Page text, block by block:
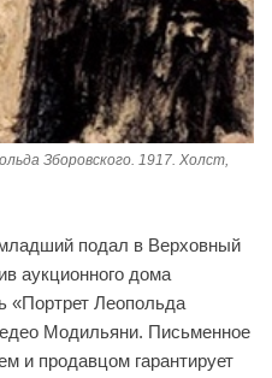
Зборовского. 1917. Холст,
подал в Верховный
аукционного дома
«Портрет Леопольда
Модильяни. Письменное
и продавцом гарантирует